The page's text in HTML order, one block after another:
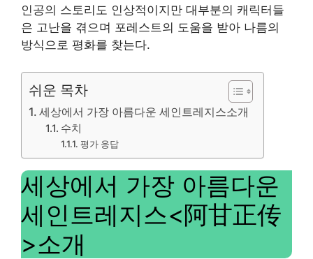
인공의 스토리도 인상적이지만 대부분의 캐릭터들
은 고난을 겪으며 포레스트의 도움을 받아 나름의
방식으로 평화를 찾는다.
쉬운 목차
세상에서 가장 아름다운 세인트레지스소개
수치
평가 응답
세상에서 가장 아름다운
세인트레지스<阿甘正传
>소개